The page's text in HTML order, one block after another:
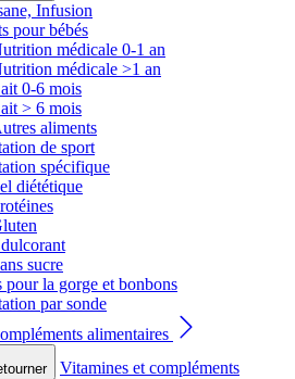
Infusion
pour bébés
médicale 0-1 an
médicale >1 an
0-6 mois
> 6 mois
aliments
de sport
spécifique
diététique
sucre
pour la gorge et bonbons
par sonde
alimentaires
Vitamines et compléments